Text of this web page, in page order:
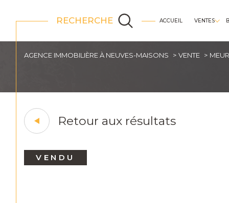
ACCUEIL VENTES
appartementsRECHERCHE
AGENCE IMMOBILIÈRE À NEUVES-MAISONS VENTE
Retour aux résultats
VENDU